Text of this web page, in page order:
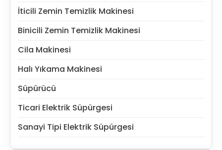
İticili Zemin Temizlik Makinesi
Binicili Zemin Temizlik Makinesi
Cila Makinesi
Halı Yıkama Makinesi
Süpürücü
Ticari Elektrik Süpürgesi
Sanayi Tipi Elektrik Süpürgesi